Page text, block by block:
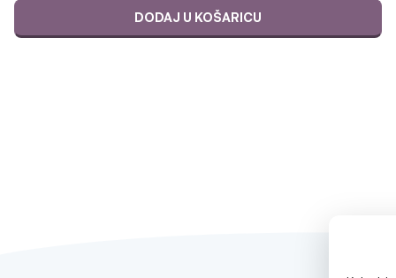
29,95 €.
DODAJ U KOŠARICU